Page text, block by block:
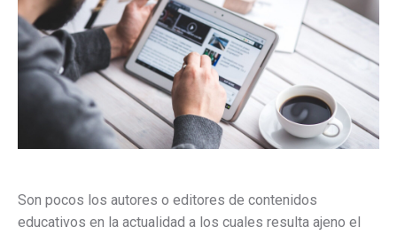
Son pocos los autores o editores de contenidos
educativos en la actualidad a los cuales resulta ajeno el